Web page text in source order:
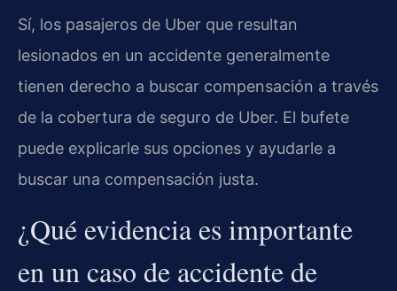
Sí, los pasajeros de Uber que resultan
lesionados en un accidente generalmente
tienen derecho a buscar compensación a través
de la cobertura de seguro de Uber. El bufete
puede explicarle sus opciones y ayudarle a
buscar una compensación justa.
¿Qué evidencia es importante
en un caso de accidente de